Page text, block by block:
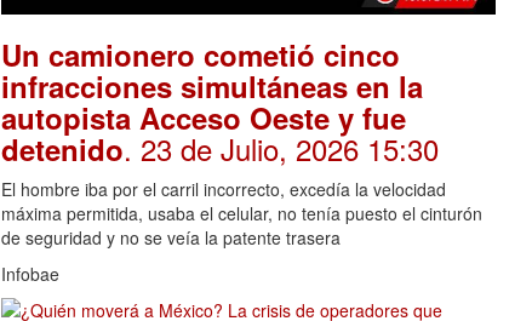
Un camionero cometió cinco
infracciones simultáneas en la
autopista Acceso Oeste y fue
detenido. 23 de Julio, 2026 15:30
El hombre iba por el carril incorrecto, excedía la velocidad
máxima permitida, usaba el celular, no tenía puesto el cinturón
de seguridad y no se veía la patente trasera
Infobae